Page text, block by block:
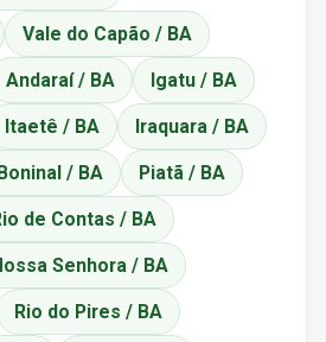
Vale do Capão / BA
Andaraí / BA Igatu / BA
Itaetê / BA Iraquara / BA
/ BA Piatã / BA
de Contas / BA
Senhora / BA
Rio do Pires / BA